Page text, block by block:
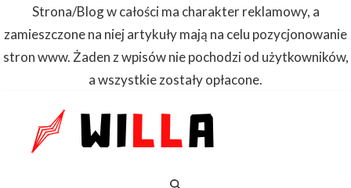
Strona/Blog w całości ma charakter reklamowy, a
zamieszczone na niej artykuły mają na celu pozycjonowanie
stron www. Żaden z wpisów nie pochodzi od użytkowników,
a wszystkie zostały opłacone.